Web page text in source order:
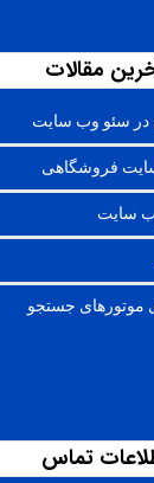
مقالات
در سئو وب سایت
فروشگاهی
سایت
موتورهای جستجو
تماس